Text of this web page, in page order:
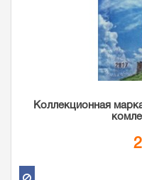
Коллекционная